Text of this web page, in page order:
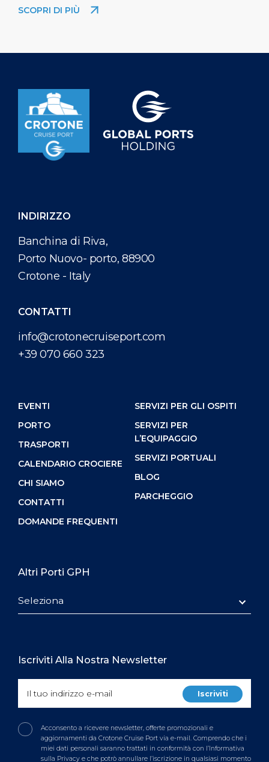
SCOPRI DI PIÙ
INDIRIZZO
Banchina di Riva,
Porto Nuovo- porto, 88900
Crotone - Italy
CONTATTI
info@crotonecruiseport.com
+39 070 660 323
EVENTI
PORTO
TRASPORTI
CALENDARIO CROCIERE
CHI SIAMO
CONTATTI
DOMANDE FREQUENTI
SERVIZI PER GLI OSPITI
SERVIZI PER
L’EQUIPAGGIO
SERVIZI PORTUALI
BLOG
PARCHEGGIO
Altri Porti GPH
Seleziona
Iscriviti Alla Nostra Newsletter
Acconsento a ricevere newsletter, offerte promozionali e
aggiornamenti da Crotone Cruise Port via e-mail. Comprendo che i
miei dati personali saranno trattati in conformità con l’Informativa
sulla Privacy e che potrò annullare l’iscrizione in qualsiasi momento